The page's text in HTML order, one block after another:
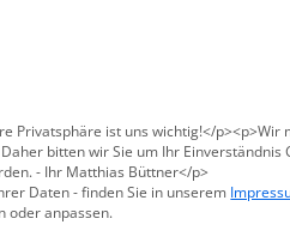
Privatsphäre ist uns wichtig!</p><p>Wir
bitten wir Sie um Ihr Einverständnis
- Ihr Matthias Büttner</p>
Daten - finden Sie in unserem
oder anpassen.